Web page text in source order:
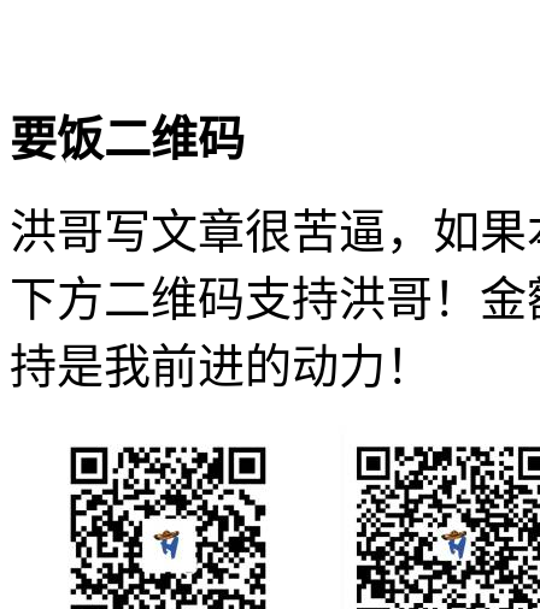
要饭二维码
洪哥写文章很苦逼，如
下方二维码支持洪哥！
持是我前进的动力！